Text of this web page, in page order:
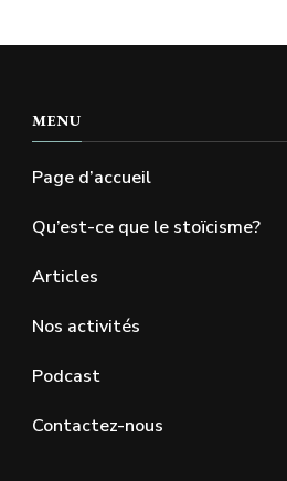
MENU
Page d’accueil
Qu’est-ce que le stoïcisme?
Articles
Nos activités
Podcast
Contactez-nous